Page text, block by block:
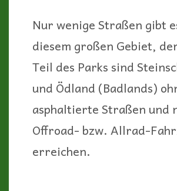
Nur wenige Straßen gibt
diesem großen Gebiet,
Teil des Parks sind
und Ödland (Badlands)
asphaltierte Straßen und
Offroad- bzw. Allrad-
erreichen.